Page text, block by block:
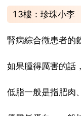
13樓：珍珠小李
腎病綜合徵患者的
如果腫得厲害的話
低脂一般是指肥肉